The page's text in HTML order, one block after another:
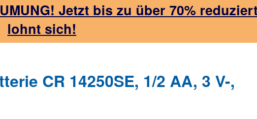
Jetzt bis zu über 70%
lohnt sich!
CR 14250SE, 1/2 AA, 3 V-,